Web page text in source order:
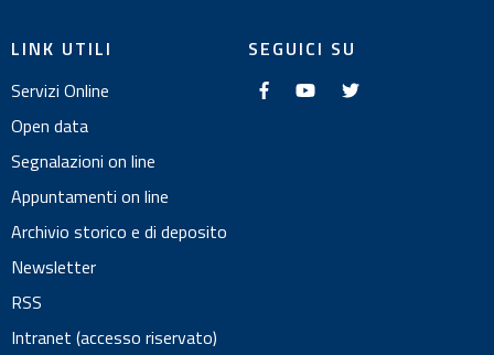
LINK UTILI
Servizi Online
Open data
Segnalazioni on line
Appuntamenti on line
Archivio storico e di deposito
Newsletter
RSS
Intranet (accesso riservato)
SEGUICI SU
t
w